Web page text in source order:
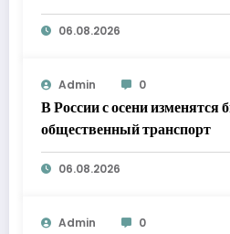
06.08.2026
Admin 0
В России с осени изменятся
общественный транспорт
06.08.2026
Admin 0